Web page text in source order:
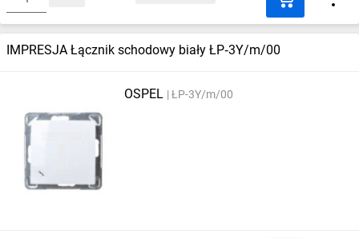
IMPRESJA Łącznik schodowy biały ŁP‑3Y/m/00
OSPEL ŁP-3Y/m/00